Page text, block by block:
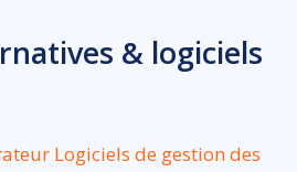
& logiciels
Logiciels de gestion des